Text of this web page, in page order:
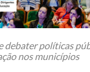
políticas
nos municípios